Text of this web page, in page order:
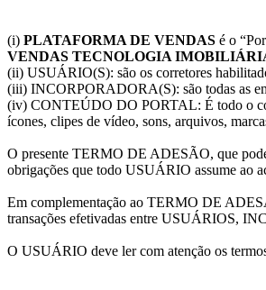
(i) PLATAFORMA DE VENDAS é o
VENDAS TECNOLOGIA
(ii) USUÁRIO(S): são os corretores
(iii) INCORPORADORA(S): são todas as
(iv) CONTEÚDO DO PORTAL: É todo o
ícones, clipes de vídeo, sons, arquivos,
O presente TERMO DE ADESÃO, que
obrigações que todo USUÁRIO assume ao
Em complementação ao TERMO DE
transações efetivadas entre USUÁRIOS,
O USUÁRIO deve ler com atenção os